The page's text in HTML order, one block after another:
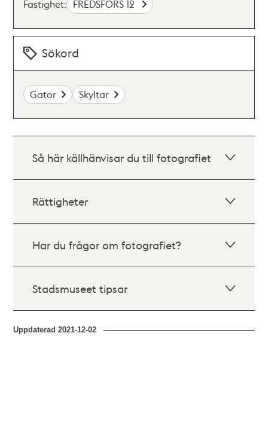
Fastighet: FREDSFORS 12
Sökord
Gator Skyltar
Så här källhänvisar du till fotografiet
Rättigheter
Har du frågor om fotografiet?
Stadsmuseet tipsar
Uppdaterad2021-12-02